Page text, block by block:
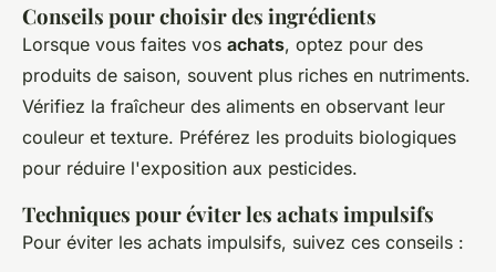
Conseils pour choisir des ingrédients
Lorsque vous faites vos achats, optez pour des
produits de saison, souvent plus riches en nutriments.
Vérifiez la fraîcheur des aliments en observant leur
couleur et texture. Préférez les produits biologiques
pour réduire l'exposition aux pesticides.
Techniques pour éviter les achats impulsifs
Pour éviter les achats impulsifs, suivez ces conseils :